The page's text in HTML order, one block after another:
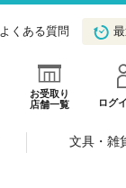
よくある質問
お受取り
店舗一覧
ログ
文具・雑